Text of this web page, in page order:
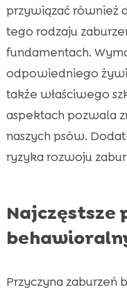
przywiązać również
tego rodzaju
fundamentach.
odpowiedniego
także właściwego
aspektach pozwala
naszych psów.
ryzyka rozwoju
Najczęstsze
Przyczyna zaburzeń